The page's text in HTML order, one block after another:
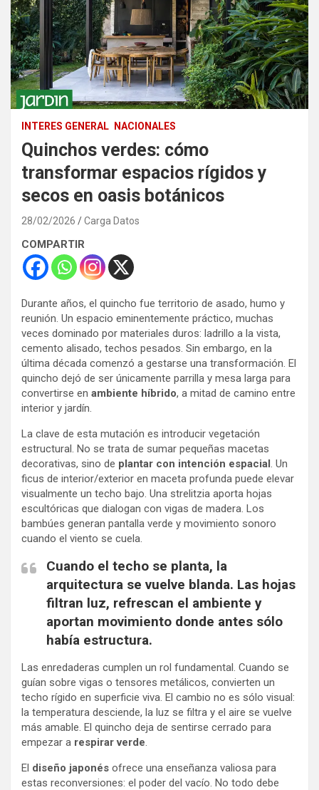
INTERES GENERAL NACIONALES
Quinchos verdes: cómo
transformar espacios rígidos y
secos en oasis botánicos
28/02/2026 Carga Datos
COMPARTIR
Durante años, el quincho fue territorio de asado, humo y
reunión. Un espacio eminentemente práctico, muchas
veces dominado por materiales duros: ladrillo a la vista,
cemento alisado, techos pesados. Sin embargo, en la
última década comenzó a gestarse una transformación. El
quincho dejó de ser únicamente parrilla y mesa larga para
convertirse en ambiente híbrido, a mitad de camino entre
interior y jardín.
La clave de esta mutación es introducir vegetación
estructural. No se trata de sumar pequeñas macetas
decorativas, sino de plantar con intención espacial . Un
ficus de interior/exterior en maceta profunda puede elevar
visualmente un techo bajo. Una strelitzia aporta hojas
escultóricas que dialogan con vigas de madera. Los
bambúes generan pantalla verde y movimiento sonoro
cuando el viento se cuela.
Cuando el techo se planta, la
arquitectura se vuelve blanda. Las hojas
filtran luz, refrescan el ambiente y
aportan movimiento donde antes sólo
había estructura.
Las enredaderas cumplen un rol fundamental. Cuando se
guían sobre vigas o tensores metálicos, convierten un
techo rígido en superficie viva. El cambio no es sólo visual:
la temperatura desciende, la luz se filtra y el aire se vuelve
más amable. El quincho deja de sentirse cerrado para
empezar a respirar verde
El diseño japonés ofrece una enseñanza valiosa para
estas reconversiones: el poder del vacío. No todo debe